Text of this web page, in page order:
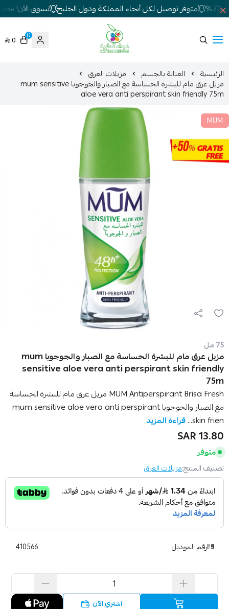
متوفر توصيل لكل أنحاء المملكة ودول الخليج تسوق الآن!
شركة غيداء المتطورة الطبية
0
0
الرئيسية العناية بالجسم مزيلات العرق
مزيل عرق مام للبشرة الحساسة مع الصبار والجوجوبا mum sensitive
aloe vera anti perspirant skin friendly 75m
MUM
75 مل
مزيل عرق مام للبشرة الحساسة مع الصبار والجوجوبا mum
sensitive aloe vera anti perspirant skin friendly
75m
MUM Antiperspirant Brisa Fresh مزيل عرق مام للبشرة الحساسة
مع الصبار والجوجوبا mum sensitive aloe vera anti perspirant
skin frien... قراءة المزيد
13.80 SAR
متوفر
تصنيف المنتج:مزيلات العرق
رقم الموديل 410566
اشتري الآن